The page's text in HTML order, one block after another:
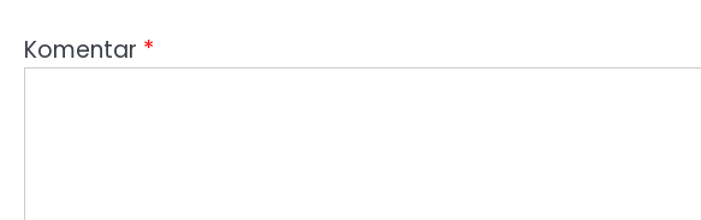
Komentar *